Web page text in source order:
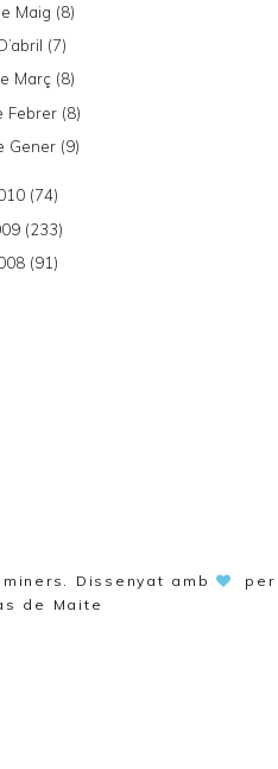
Maig (8)
(7)
Març (8)
Febrer (8)
Gener (9)
(74)
(233)
(91)
. Dissenyat amb
per
de Maite